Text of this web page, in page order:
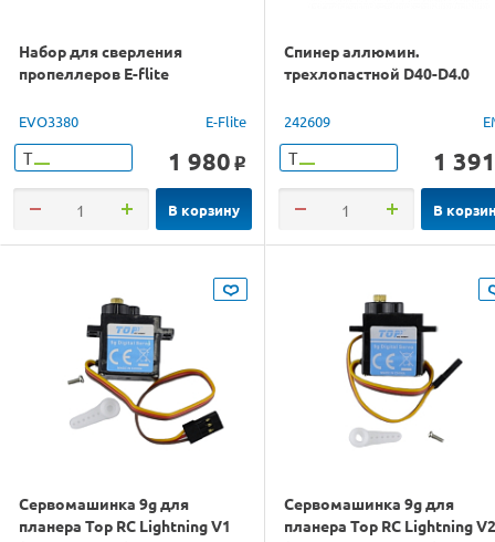
Набор для сверления
пропеллеров E-flite
EVO3380 E-Flite
Т 1 980 o
В корзину
Спинер аллюмин.
трехлопастной D40-D4.0
242609
Т 1 391
В
Сервомашинка 9g для
планера Top RC Lightning V1
Сервомашинка 9g для
планера Top RC Lightning V2